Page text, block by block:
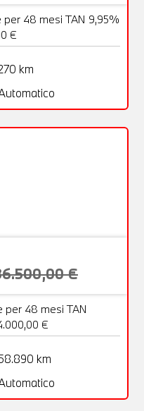
per 48 mesi TAN 9,95%
€
km
€
per 48 mesi TAN
€
km